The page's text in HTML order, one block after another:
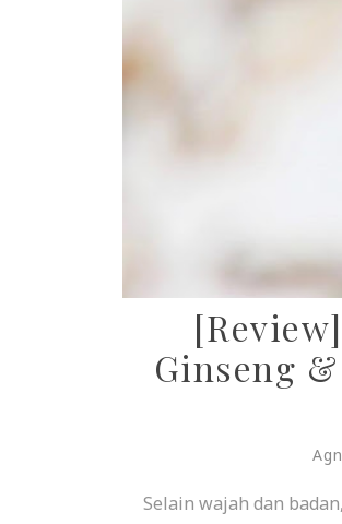
Ginseng
Selain wajah dan